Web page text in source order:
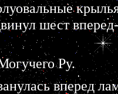
шест
Ру.
вперед